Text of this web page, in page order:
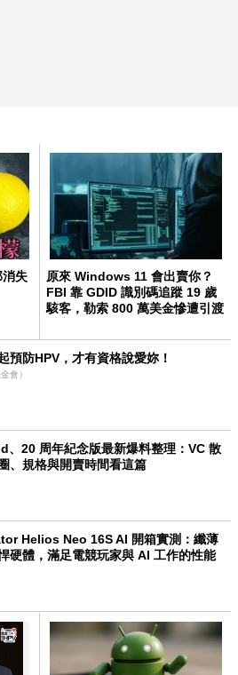
消失
原來 Windows 11 會出賣你？
FBI 靠 GDID 識別碼追蹤 19 歲
駭客，勒索 800 萬美金慘遭引渡
預防HPV，才有資格說愛妳！
會）
、20 周年紀念版最新爆料整理：VC 散
、規格與開賣時間看這篇
Helios Neo 16S AI 開箱實測：纖薄
硬體，滿足電競玩家與 AI 工作的性能